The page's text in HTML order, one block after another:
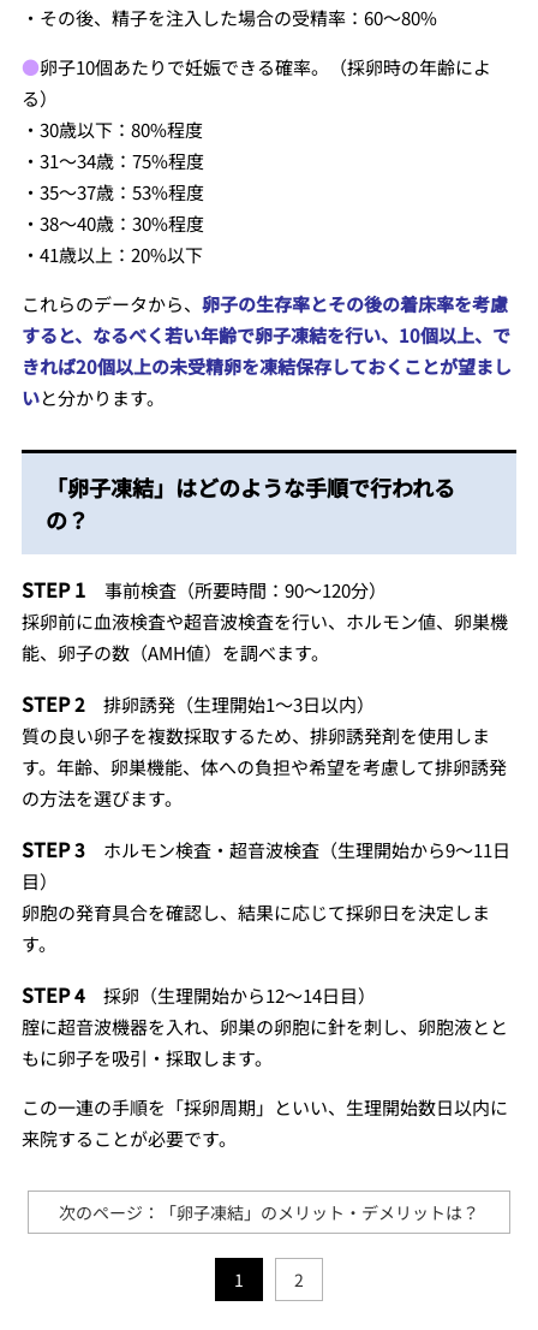
・その後、精子を注入した場合の受精率：60〜80%
●卵子10個あたりで妊娠できる確率。（採卵時の年齢によ
る）
・30歳以下：80%程度
・31〜34歳：75%程度
・35〜37歳：53%程度
・38〜40歳：30%程度
・41歳以上：20%以下
これらのデータから、 卵子の生存率とその後の着床率を考慮
すると、なるべく若い年齢で卵子凍結を行い、10個以上、で
きれば20個以上の未受精卵を凍結保存しておくことが望まし
いと分かります。
「卵子凍結」はどのような手順で行われる
の？
STEP 1 事前検査（所要時間：90～120分）
採卵前に血液検査や超音波検査を行い、ホルモン値、卵巣機
能、卵子の数（AMH値）を調べます。
STEP2 排卵誘発（生理開始1～3日以内）
質の良い卵子を複数採取するため、排卵誘発剤を使用しま
す。年齢、卵巣機能、体への負担や希望を考慮して排卵誘発
の方法を選びます。
STEP3 ホルモン検査・超音波検査（生理開始から9～11日
目）
卵胞の発育具合を確認し、結果に応じて採卵日を決定しま
す。
STEP4 採卵（生理開始から12～14日目）
腟に超音波機器を入れ、卵巣の卵胞に針を刺し、卵胞液とと
もに卵子を吸引・採取します。
この一連の手順を「採卵周期」といい、生理開始数日以内に
来院することが必要です。
次のページ：「卵子凍結」のメリット・デメリットは？
1 2